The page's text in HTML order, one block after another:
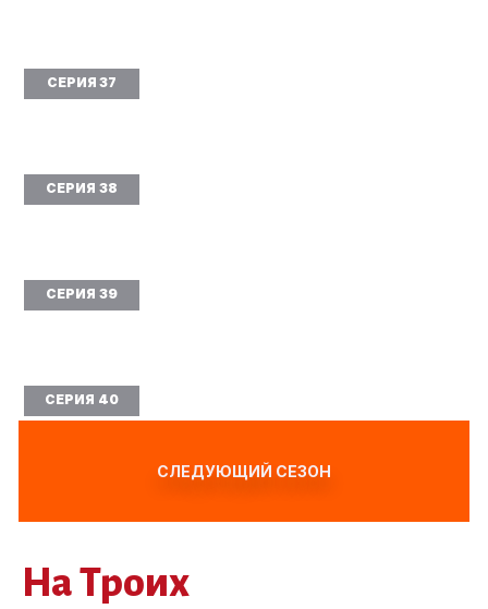
СЕРИЯ 37
СЕРИЯ 38
СЕРИЯ 39
СЕРИЯ 40
СЛЕДУЮЩИЙ СЕЗОН
На Троих